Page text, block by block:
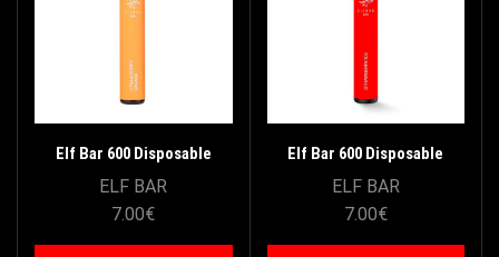
Elf Bar 600 Disposable
Strawberry Banana 20mg
2ml
ELF BAR
7.00€
Elf Bar 600 Disposable
Strawberry Ice 20mg 2ml
ELF BAR
7.00€